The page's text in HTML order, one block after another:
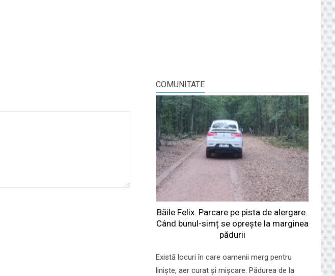
COMUNITATE
Băile Felix. Parcare pe pista de alergare.
Când bunul-simț se oprește la marginea
pădurii
Există locuri în care oamenii merg pentru
liniște, aer curat și mișcare. Pădurea de la